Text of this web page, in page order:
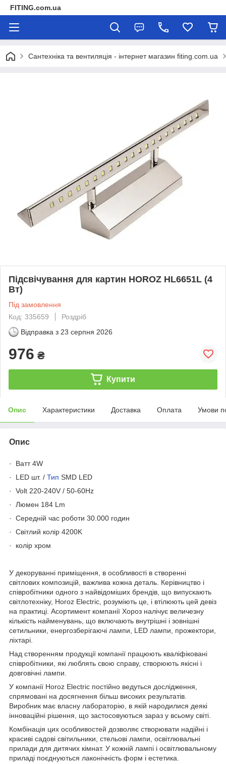
FITING.com.ua
Сантехніка та вентиляція - інтернет магазин fiting.com.ua
Підсвічування для картин HOROZ HL6651L (4
Вт)
Під замовлення
Код: 335659
Роздріб
Відправка з 23 серпня 2026
976 ₴
Купити
Опис Характеристики Доставка Оплата Умови
Опис
· Bатт4W
·
LED шт. / Тип SMD LED
·
Volt 220-240V / 50-60Hz
·
Люмен 184 Lm
·
Середній час роботи 30.000 годин
·
Світлий колір 4200K
·
колір хром
У декоруванні приміщення, в особливості в створенні
світлових композицій, важлива кожна деталь. Керівництво і
співробітники одного з найвідоміших брендів, що випускають
світлотехніку, Horoz Electric, розуміють це, і втілюють цей девіз
на практиці. Асортимент компанії Хороз налічує величезну
кількість найменувань, що включають внутрішні і зовнішні
сетильники, енергозберігаючі лампи, LED лампи, прожектори,
ліхтарі.
Над створенням продукції компанії працюють кваліфіковані
співробітники, які люблять свою справу, створюють якісні і
довговічні лампи.
У компанії Horoz Electric постійно ведуться дослідження,
спрямовані на досягнення більш високих результатів.
Виробник має власну лабораторію, в якій народилися деякі
інноваційні рішення, що застосовуються зараз у всьому світі.
Комбінація цих особливостей дозволяє створювати надійні і
красиві садові світильники, стельові лампи, освітлювальні
прилади для дитячих кімнат. У кожній лампі і освітлювальному
приладі поєднуються лаконічність форм і естетика.